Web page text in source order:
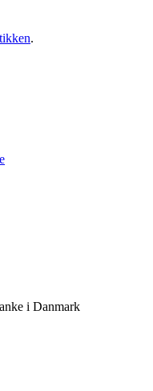
.
i Danmark